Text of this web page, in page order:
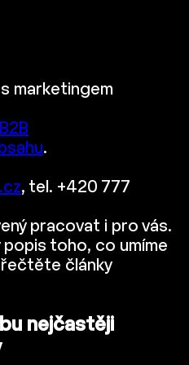
marketingem
B2B
.
, tel. +420 777
pracovat i pro vás.
toho, co umíme
články
nejčastěji